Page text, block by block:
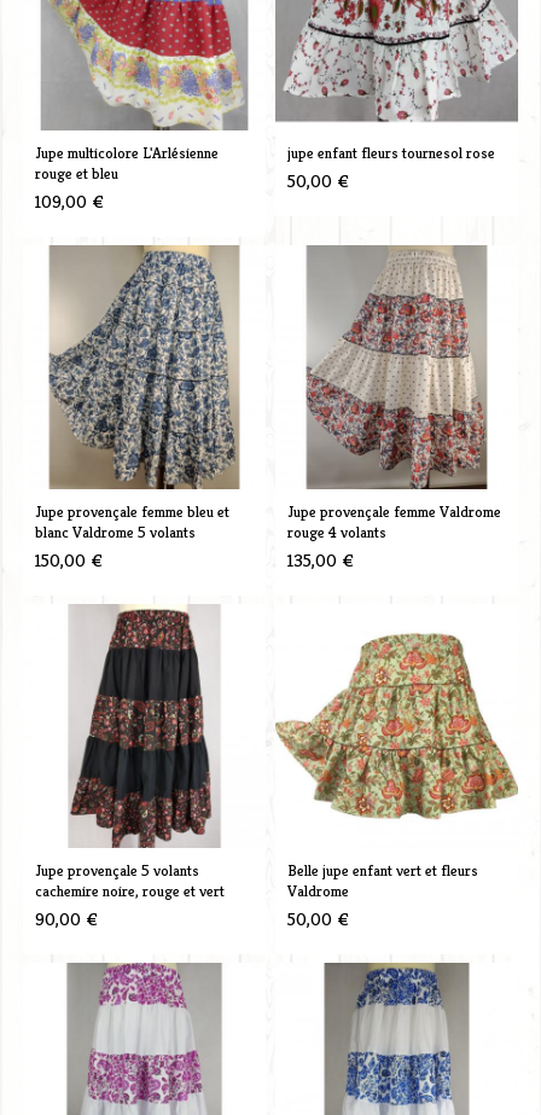
Jupe multicolore L'Arlésienne
rouge et bleu
109,00 €
jupe enfant fleurs tournesol rose
50,00 €
Jupe provençale femme bleu et
blanc Valdrome 5 volants
150,00 €
Jupe provençale femme Valdrome
rouge 4 volants
135,00 €
Jupe provençale 5 volants
cachemire noire, rouge et vert
90,00 €
Belle jupe enfant vert et fleurs
Valdrome
50,00 €